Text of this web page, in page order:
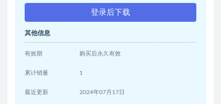
登录后下载
其他信息
有效期 购买后永久有效
累计销量 1
最近更新 2024年07月17日